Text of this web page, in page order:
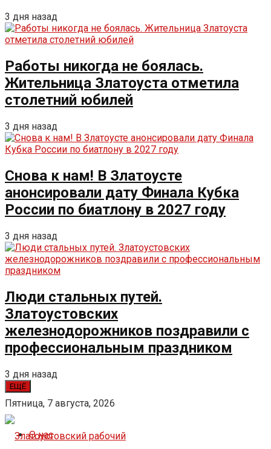
3 дня назад
Работы никогда не боялась.
Жительница Златоуста отметила
столетний юбилей
3 дня назад
Снова к нам! В Златоусте
анонсировали дату Финала Кубка
России по биатлону в 2027 году
3 дня назад
Люди стальных путей.
Златоустовских
железнодорожников поздравили с
профессиональным праздником
3 дня назад
ЕЩЁ
Пятница, 7 августа, 2026
О нас